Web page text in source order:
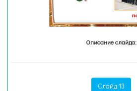
Описание слайда:
Слайд 13